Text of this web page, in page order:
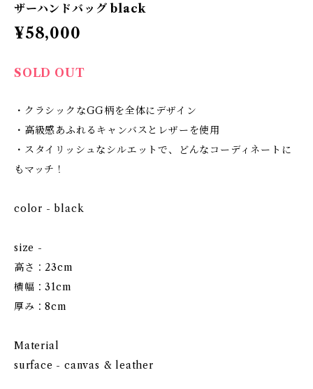
ザーハンドバッグ black
¥58,000
SOLD OUT
・クラシックなGG柄を全体にデザイン
・高級感あふれるキャンバスとレザーを使用
・スタイリッシュなシルエットで、どんなコーディネートに
もマッチ！
color - black
size -
高さ：23cm
横幅：31cm
厚み：8cm
Material
surface - canvas & leather